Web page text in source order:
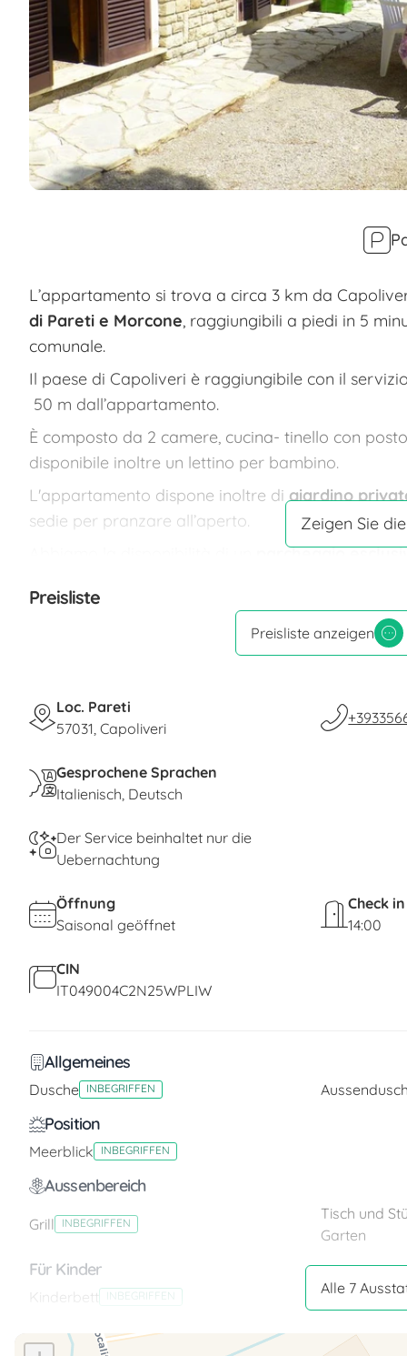
L’appartamento si trova a circa 3 km da
di Pareti e Morcone, raggiungibili a piedi in 5
comunale.
Il paese di Capoliveri è raggiungibile con il
50 m dall’appartamento.
È composto da 2 camere, cucina- tinello con
disponibile inoltre un lettino per bambino.
L'appartamento dispone inoltre digiardino
sedie per pranzare all’aperto.
parcheggio
La vista sul Golfo Stella è incantevole e nelle
Zeigen Sie
Preisliste
Preisliste anzeigen
Loc. Pareti
57031, Capoliveri
Gesprochene Sprachen
Italienisch Deutsch
Der Service beinhaltet nur die
Uebernachtung
Öffnung
Saisonal geöffnet
Check in
14:00
CIN
IT049004C2N25WPLIW
Allgemeines
Dusche INBEGRIFFEN
Position
Meerblick INBEGRIFFEN
Aussenbereich
Grill INBEGRIFFEN
Tisch und
Garten
Für Kinder
Kinderbett INBEGRIFFEN Alle 7